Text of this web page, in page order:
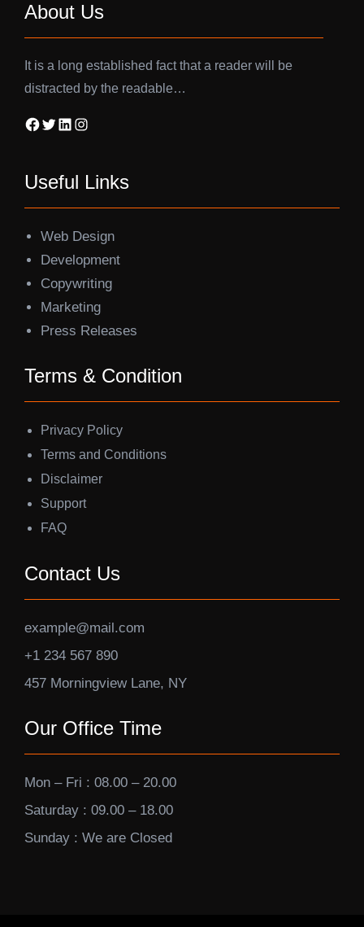
About Us
It is a long established fact that a reader will be
distracted by the readable…
Facebook Twitter LinkedIn Instagram
Useful Links
Web Design
Development
Copywriting
Marketing
Press Releases
Terms & Condition
Privacy Policy
Terms and Conditions
Disclaimer
Support
FAQ
Contact Us
example@mail.com
+1 234 567 890
457 Morningview Lane, NY
Our Office Time
Mon – Fri : 08.00 – 20.00
Saturday : 09.00 – 18.00
Sunday : We are Closed